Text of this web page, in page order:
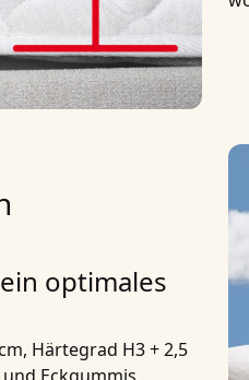
optimales
Härtegrad H3 + 2,5